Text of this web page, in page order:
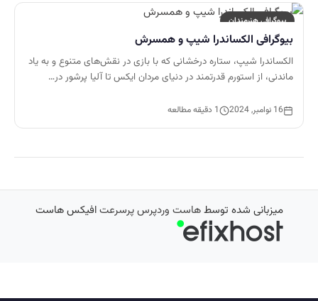
بیوگرافی هنرمندان
بیوگرافی الکساندرا شیپ و همسرش
الکساندرا شیپ، ستاره درخشانی که با بازی در نقش‌های متنوع و به یاد
ماندنی، از استورم قدرتمند در دنیای مردان ایکس تا آلیا پرشور در…
16 نوامبر, 2024 1 دقیقه مطالعه
میزبانی شده توسطهاست وردپرس پرسرعتافیکس هاست